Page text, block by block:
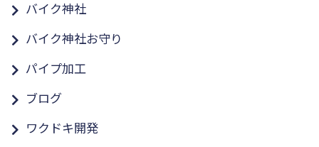
バイク神社
バイク神社お守り
パイプ加工
ブログ
ワクドキ開発